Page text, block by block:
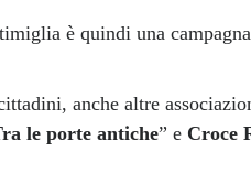
è quindi una
anche altre
le porte antiche” e Croce